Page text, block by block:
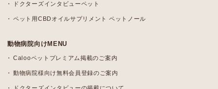
ドクターズインタビューペット
ペット用CBDオイルサプリメント ペットノール
動物病院向けMENU
Calooペットプレミアム掲載のご案内
動物病院様向け無料会員登録のご案内